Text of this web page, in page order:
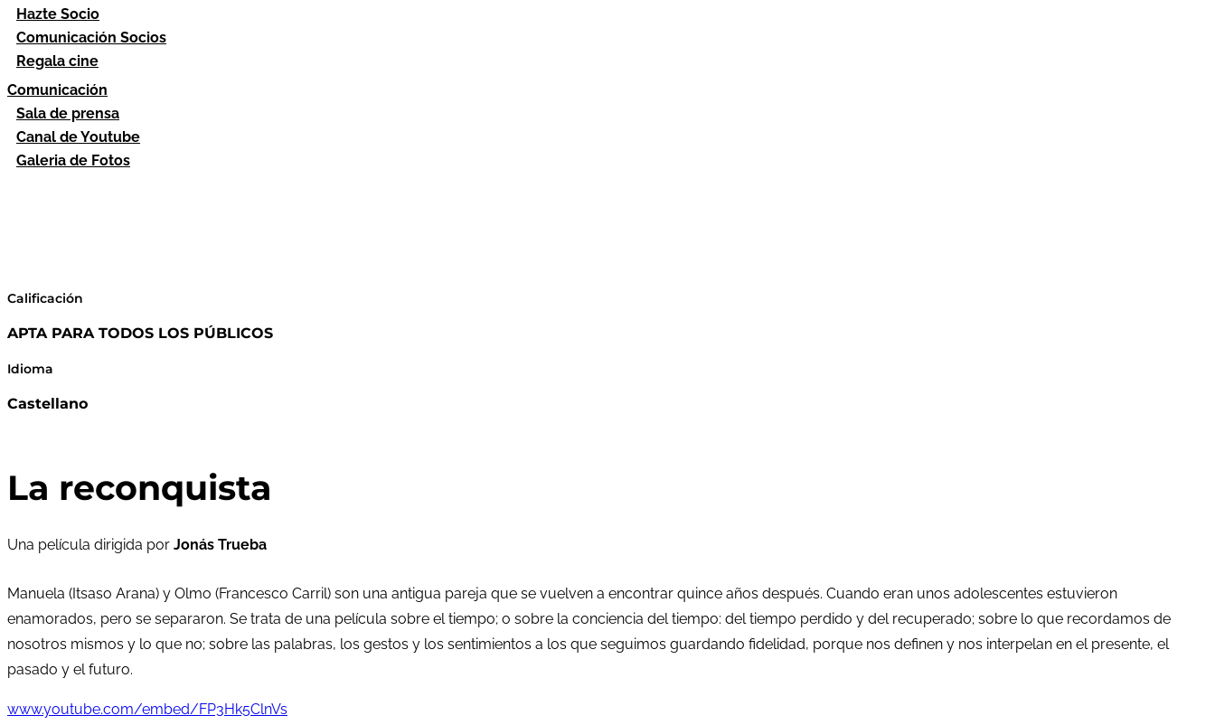
Hazte Socio
Comunicación Socios
Regala cine
Comunicación
Sala de prensa
Canal de Youtube
Galeria de Fotos
Calificación
APTA PARA TODOS LOS PÚBLICOS
Idioma
Castellano
La reconquista
Una película dirigida por Jonás Trueba
Manuela (Itsaso Arana) y Olmo (Francesco Carril) son una antigua pareja que se vuelven a encontrar quince años después. Cuando eran unos adolescentes estuvieron
enamorados, pero se separaron. Se trata de una película sobre el tiempo; o sobre la conciencia del tiempo: del tiempo perdido y del recuperado; sobre lo que recordamos de
nosotros mismos y lo que no; sobre las palabras, los gestos y los sentimientos a los que seguimos guardando fidelidad, porque nos definen y nos interpelan en el presente, el
pasado y el futuro.
www.youtube.com/embed/FP3Hk5ClnVs